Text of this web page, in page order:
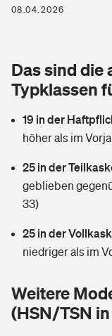
Zur Übersicht
Tools
Wer versichert was:
Sie haben Fragen?
Glasversicherung
Hochwasser-Check:
Kinderinvalidität
Reiseversicherung
Hundehalter-
Private
Private
Dread-Disease-
Tools
Wer versichert was:
Sie haben Fragen?
Rentenrechner:
08.04.2026
Das sind die
Typklassen
19 in der
höher als im
25 in der
geblieben
33)
25 in der
niedriger als im
Weitere
(HSN/TSN